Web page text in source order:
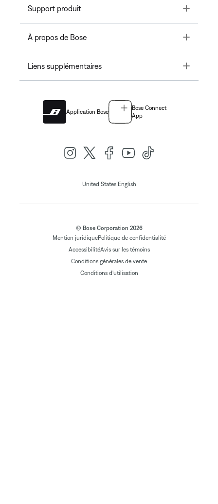
Support produit Toggle
À propos de Bose Toggle
Liens supplémentaires Toggle
Application Bose
Bose Connect
App
United States| English
© Bose Corporation 2026
Mention juridiquePolitique de confidentialité
AccessibilitéAvis sur les témoins
Conditions générales de vente
Conditions d'utilisation